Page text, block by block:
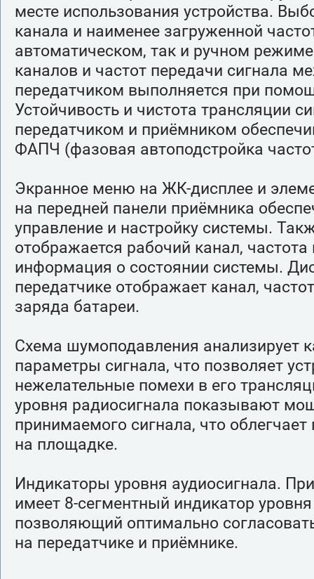
месте использования устройства.
канала и наименее загруженной
автоматическом, так и ручном
каналов и частот передачи сигнала
передатчиком выполняется при
Устойчивость и чистота трансляции
передатчиком и приёмником
ФАПЧ (фазовая автоподстройка
Экранное меню на ЖК-дисплее и
на передней панели приёмника
управление и настройку системы.
отображается рабочий канал, частота
информация о состоянии системы.
передатчике отображает канал,
заряда батареи.
Схема шумоподавления анализирует
параметры сигнала, что позволяет
нежелательные помехи в его
уровня радиосигнала показывают
принимаемого сигнала, что облегчает
на площадке.
Индикаторы уровня аудиосигнала.
имеет 8-сегментный индикатор
позволяющий оптимально
на передатчике и приёмнике.